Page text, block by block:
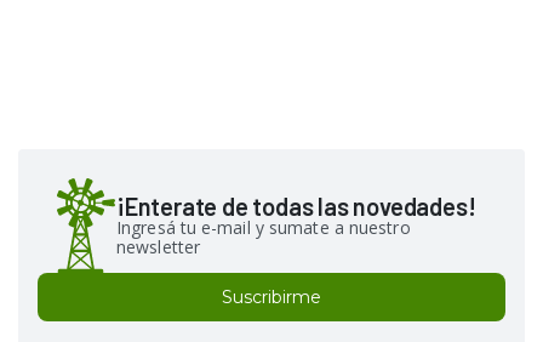
¡Enterate de todas las novedades!
Ingresá tu e-mail y sumate a nuestro
newsletter
Suscribirme